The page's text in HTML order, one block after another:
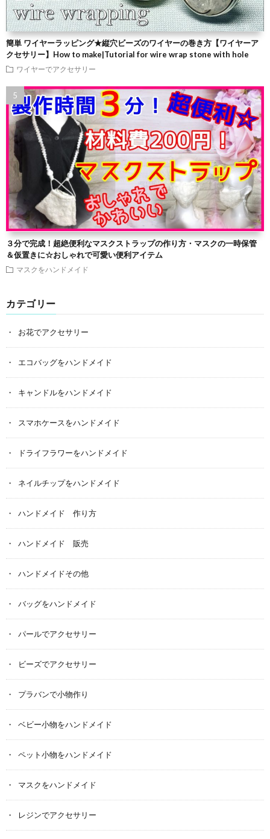
簡単 ワイヤーラッピング★縦穴ビーズのワイヤーの巻き方【ワイヤーア
クセサリー】How to make|Tutorial for wire wrap stone with hole
ワイヤーでアクセサリー
３分で完成！超絶便利なマスクストラップの作り方・マスクの一時保管
＆仮置きに☆おしゃれで可愛い便利アイテム
マスクをハンドメイド
カテゴリー
お花でアクセサリー
エコバッグをハンドメイド
キャンドルをハンドメイド
スマホケースをハンドメイド
ドライフラワーをハンドメイド
ネイルチップをハンドメイド
ハンドメイド 作り方
ハンドメイド 販売
ハンドメイドその他
バッグをハンドメイド
パールでアクセサリー
ビーズでアクセサリー
プラバンで小物作り
ベビー小物をハンドメイド
ペット小物をハンドメイド
マスクをハンドメイド
レジンでアクセサリー